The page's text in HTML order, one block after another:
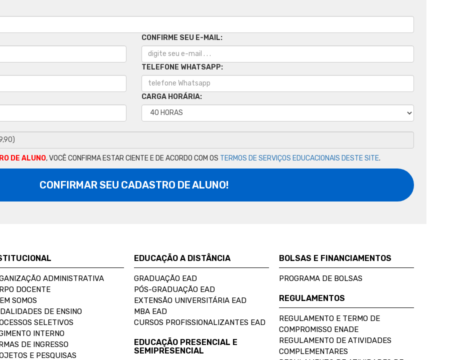
CONFIRME SEU E-MAIL:
TELEFONE WHATSAPP:
CARGA HORÁRIA:
DE ALUNO, VOCÊ CONFIRMA ESTAR CIENTE E DE ACORDO COM OS TERMOS DE SERVIÇOS EDUCACIONAIS DESTE SITE.
CONFIRMAR SEU CADASTRO DE ALUNO!
ADMINISTRATIVA
DOCENTE
SOMOS
DE ENSINO
SELETIVOS
INTERNO
DE INGRESSO
E PESQUISAS
EDUCAÇÃO A DISTÂNCIA
GRADUAÇÃO EAD
PÓS-GRADUAÇÃO EAD
EXTENSÃO UNIVERSITÁRIA EAD
MBA EAD
CURSOS PROFISSIONALIZANTES EAD
EDUCAÇÃO PRESENCIAL E
SEMIPRESENCIAL
BOLSAS E FINANCIAMENTOS
PROGRAMA DE BOLSAS
REGULAMENTOS
REGULAMENTO E TERMO DE
COMPROMISSO ENADE
REGULAMENTO DE ATIVIDADES
COMPLEMENTARES